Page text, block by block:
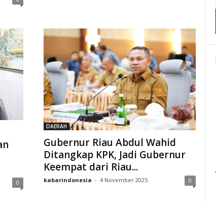
0
DAERAH
Gubernur Riau Abdul Wahid
Ditangkap KPK, Jadi Gubernur
Keempat dari Riau...
kabarindonesia - 4 November 2025 0